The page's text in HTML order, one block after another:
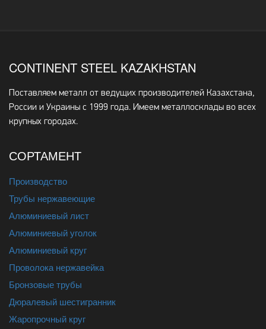
CONTINENT STEEL KAZAKHSTAN
Поставляем металл от ведущих производителей Казахстана,
России и Украины с 1999 года. Имеем металлосклады во всех
крупных городах.
СОРТАМЕНТ
Производство
Трубы нержавеющие
Алюминиевый лист
Алюминиевый уголок
Алюминиевый круг
Проволока нержавейка
Бронзовые трубы
Дюралевый шестигранник
Жаропрочный круг